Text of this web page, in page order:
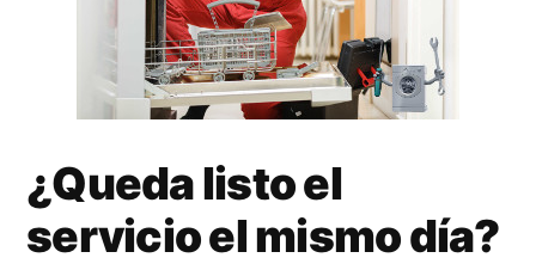
¿Queda listo el
servicio el mismo día?